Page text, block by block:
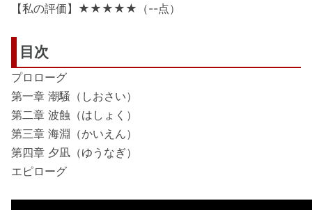
【私の評価】★★★★★（--点）
目次
プロローグ
第一章 潮騒（しおさい）
第二章 波蝕（はしょく）
第三章 海淵（かいえん）
第四章 夕凪（ゆうなぎ）
エピローグ